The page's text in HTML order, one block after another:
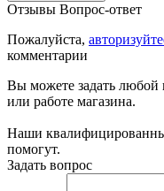
Отзывы Вопрос-ответ
Пожалуйста,
комментарии
Вы можете задать любой
или работе магазина.
Наши
помогут.
Задать вопрос